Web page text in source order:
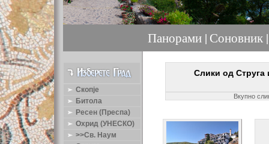
Панорами | Соновник |
Скопје
Битола
Ресен (Преспа)
Охрид (УНЕСКО)
>>Св. Наум
Слики од Струга
Вкупно